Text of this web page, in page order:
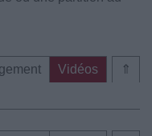
⇑
Vidéos